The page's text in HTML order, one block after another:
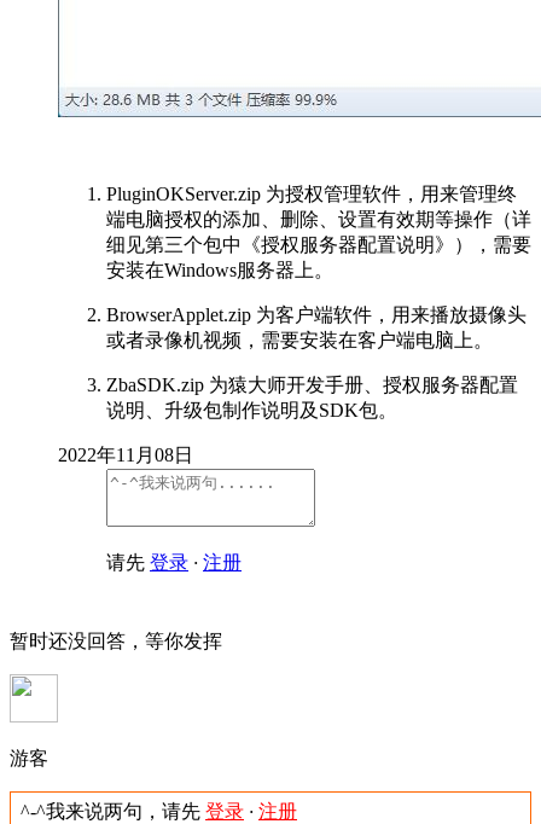
PluginOKServer.zip 为授权管理软件，用来管理终
端电脑授权的添加、删除、设置有效期等操作（详
细见第三个包中《授权服务器配置说明》），需要
安装在Windows服务器上。
BrowserApplet.zip 为客户端软件，用来播放摄像头
或者录像机视频，需要安装在客户端电脑上。
ZbaSDK.zip 为猿大师开发手册、授权服务器配置
说明、升级包制作说明及SDK包。
2022年11月08日
请先 登录 · 注册
暂时还没回答，等你发挥
游客
^-^我来说两句，请先 登录 · 注册